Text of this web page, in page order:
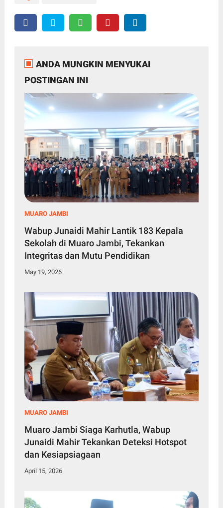
ANDA MUNGKIN MENYUKAI
POSTINGAN INI
MUARO JAMBI
Wabup Junaidi Mahir Lantik 183 Kepala
Sekolah di Muaro Jambi, Tekankan
Integritas dan Mutu Pendidikan
May 19, 2026
MUARO JAMBI
Muaro Jambi Siaga Karhutla, Wabup
Junaidi Mahir Tekankan Deteksi Hotspot
dan Kesiapsiagaan
April 15, 2026